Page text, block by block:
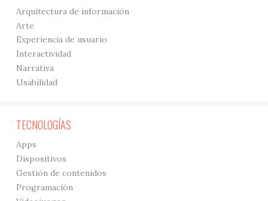
Arquitectura de información
Arte
Experiencia de usuario
Interactividad
Narrativa
Usabilidad
TECNOLOGÍAS
Apps
Dispositivos
Gestión de contenidos
Programación